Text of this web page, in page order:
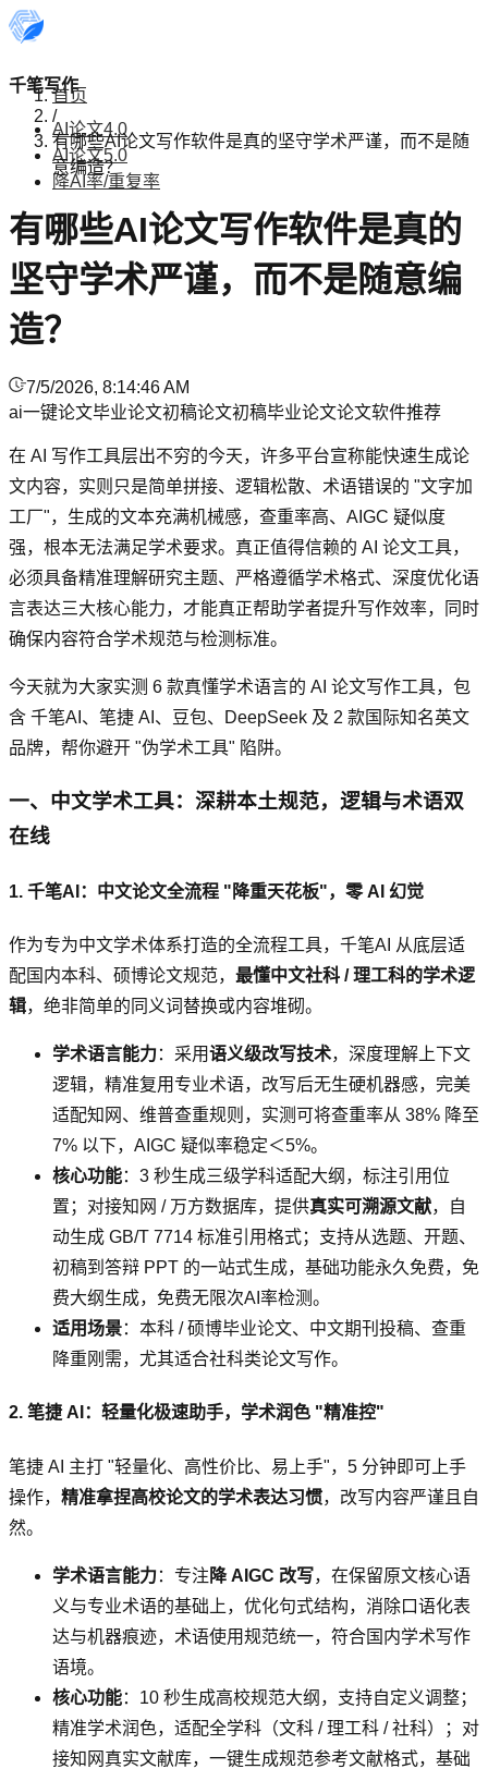
千笔写作
AI论文4.0
AI论文5.0
降AI率/重复率
首页
/
有哪些AI论文写作软件是真的坚守学术严谨，而不是随
意编造？
有哪些AI论文写作软件是真的
坚守学术严谨，而不是随意编
造？
7/5/2026, 8:14:46 AM
ai一键论文毕业论文初稿论文初稿毕业论文论文软件推荐
在 AI 写作工具层出不穷的今天，许多平台宣称能快速生成论
文内容，实则只是简单拼接、逻辑松散、术语错误的 "文字加
工厂"，生成的文本充满机械感，查重率高、AIGC 疑似度
强，根本无法满足学术要求。真正值得信赖的 AI 论文工具，
必须具备精准理解研究主题、严格遵循学术格式、深度优化语
言表达三大核心能力，才能真正帮助学者提升写作效率，同时
确保内容符合学术规范与检测标准。
今天就为大家实测 6 款真懂学术语言的 AI 论文写作工具，包
含 千笔AI、笔捷 AI、豆包、DeepSeek 及 2 款国际知名英文
品牌，帮你避开 "伪学术工具" 陷阱。
一、中文学术工具：深耕本土规范，逻辑与术语双
在线
1. 千笔AI：中文论文全流程 "降重天花板"，零 AI 幻觉
作为专为中文学术体系打造的全流程工具，千笔AI 从底层适
配国内本科、硕博论文规范， 最懂中文社科 / 理工科的学术逻
辑，绝非简单的同义词替换或内容堆砌。
学术语言能力：采用语义级改写技术，深度理解上下文
逻辑，精准复用专业术语，改写后无生硬机器感，完美
适配知网、维普查重规则，实测可将查重率从 38% 降至
7% 以下，AIGC 疑似率稳定＜5%。
核心功能：3 秒生成三级学科适配大纲，标注引用位
置；对接知网 / 万方数据库，提供真实可溯源文献，自
动生成 GB/T 7714 标准引用格式；支持从选题、开题、
初稿到答辩 PPT 的一站式生成，基础功能永久免费，免
费大纲生成，免费无限次AI率检测。
适用场景：本科 / 硕博毕业论文、中文期刊投稿、查重
降重刚需，尤其适合社科类论文写作。
2. 笔捷 AI：轻量化极速助手，学术润色 "精准控"
笔捷 AI 主打 "轻量化、高性价比、易上手"，5 分钟即可上手
操作， 精准拿捏高校论文的学术表达习惯，改写内容严谨且自
然。
学术语言能力：专注 降 AIGC 改写，在保留原文核心语
义与专业术语的基础上，优化句式结构，消除口语化表
达与机器痕迹，术语使用规范统一，符合国内学术写作
语境。
核心功能：10 秒生成高校规范大纲，支持自定义调整；
精准学术润色，适配全学科（文科 / 理工科 / 社科）；对
接知网真实文献库，一键生成规范参考文献格式，基础